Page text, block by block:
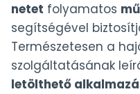
netet folyamatos
segítségével
Természetesen a
szolgáltatásának
letölthető